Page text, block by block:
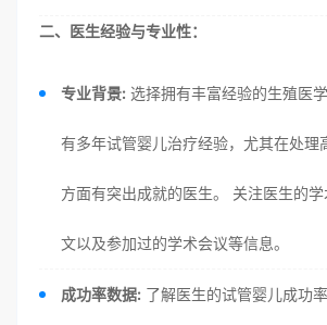
二、医生经验与专业性：
专业背景: 选择拥有丰富经验的生殖医
有多年试管婴儿治疗经验，尤其在处理
方面有突出成就的医生。 关注医生的
文以及参加过的学术会议等信息。
成功率数据: 了解医生的试管婴儿成功